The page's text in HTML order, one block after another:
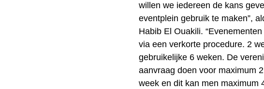
willen we iedereen de kans
eventplein gebruik te maken”,
Habib El Ouakili.
via een verkorte procedure. 2
gebruikelijke 6 weken. De
aanvraag doen voor maximum
week en dit kan men maximum